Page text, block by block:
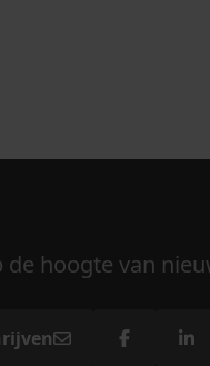
de hoogte van